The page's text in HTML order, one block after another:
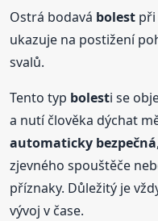
Ostrá bodavá bolest při
ukazuje na postižení
svalů.
Tento typ bolesti se
a nutí člověka dýchat
automaticky bezpečná
zjevného spouštěče
příznaky. Důležitý je
vývoj v čase.